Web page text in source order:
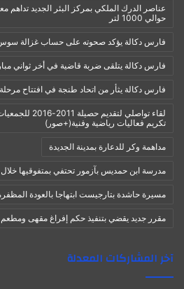
عناصر الدرك الملكي بمركز البئر الجديد تداهم
حوالي 1000 لتر
فارس دكالة يؤكد صحوته على حساب غزالة سوس
فارس دكالة يتلقى ضربة قاضية في أخر ثواني
فارس دكالة يثأر من اتحاد طنجة في افتتاح مرحلة
لقاء تواصلي
تكريم فعاليات رياضية وفنية(+صور)
مداهمة وكر للدعارة بمدينة الجديدة
مدرسة ابن حمديس بآزمور تحتفي بمتفوقيها
مسيرة حاشدة بتارجيست ابتهاجا بالعودة
مقرر جديد يقضي بتنفيذ حكم إفراغ مقهى
آخر المشاركات المعدلة